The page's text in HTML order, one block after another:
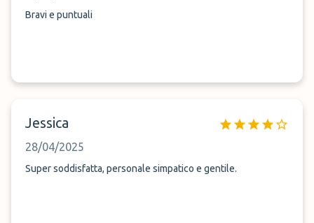
Bravi e puntuali
Jessica
28/04/2025
Super soddisfatta, personale simpatico e gentile.